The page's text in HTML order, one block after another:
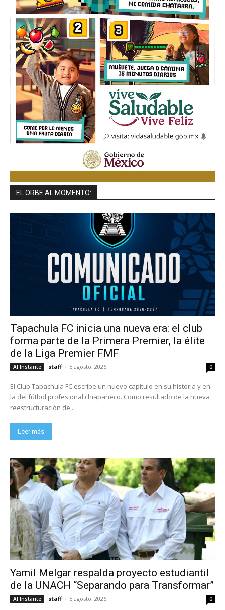
EL ORBE AL MOMENTO:
Tapachula FC inicia una nueva era: el club
forma parte de la Primera Premier, la élite
de la Liga Premier FMF
Al Instante staff - 5 agosto, 2026 0
El Club Tapachula FC escribe un nuevo capítulo en su historia y en
la del fútbol profesional chiapaneco. Como resultado de la nueva
reestructuración de...
Leer más
Yamil Melgar respalda proyecto estudiantil
de la UNACH “Separando para Transformar”
Al Instante staff - 5 agosto, 2026 0